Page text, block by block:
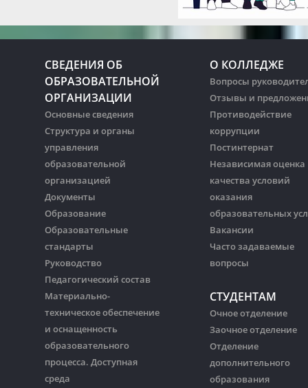
СВЕДЕНИЯ ОБ
ОБРАЗОВАТЕЛЬНОЙ
ОРГАНИЗАЦИИ
Основные сведения
Структура и органы
управления
образовательной
организацией
Документы
Образование
Образовательные
стандарты
Руководство
Педагогический состав
Материально-
техническое обеспечение
и оснащенность
образовательного
процесса. Доступная
среда
О КОЛЛЕДЖЕ
Вопросы
Отзывы и
Противодействие
коррупции
Постинтернат
Независимая оценка
качества условий
оказания
образовательных
Вакансии
Часто задаваемые
вопросы
СТУДЕНТАМ
Очное отделение
Заочное отделение
Отделение
дополнительного
образования